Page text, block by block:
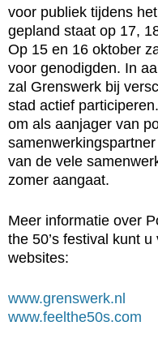
voor publiek tijdens
gepland staat op 17,
Op 15 en 16 oktober
voor genodigden. In
zal Grenswerk bij
stad actief
om als aanjager van
van de vele
zomer aangaat.
Meer informatie over
the 50’s festival kunt
websites:
www.grenswerk.nl
www.feelthe50s.com